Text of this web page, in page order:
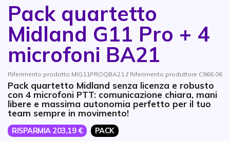
Pack quartetto
Midland G11 Pro + 4
microfoni BA21
Riferimento prodotto MIG11PROQBA21 // Riferimento produttore C966.06
Pack quartetto Midland senza licenza e robusto
con 4 microfoni PTT: comunicazione chiara, mani
libere e massima autonomia perfetto per il tuo
team sempre in movimento!
RISPARMIA 203,19 € PACK
Vai all'inizio della galleria di immagini